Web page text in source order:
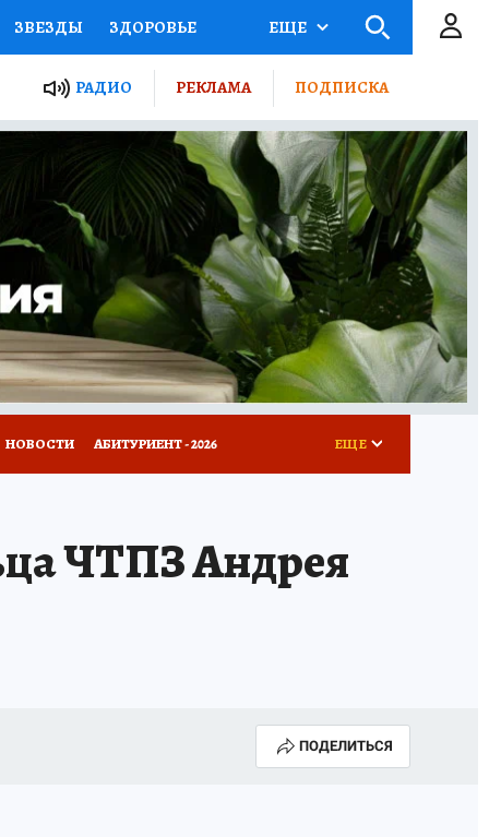
ЗВЕЗДЫ ЗДОРОВЬЕ
РОССИИ
ПУТЕВОДИТЕЛЬ
ТУРИЗМ
ПОТРЕБИТЕЛЯ ВСЕ О КП
ЕЩЕ
РАДИО РЕКЛАМА ПОДПИСКА
НОВОСТИ АБИТУРИЕНТ - 2026
ЗАДАЙ ВОПРОС ГАИ
ГОВОРЯТ ЗВЕЗДЫ
ЕЩЕ
ЧТПЗ Андрея
ПОДЕЛИТЬСЯ